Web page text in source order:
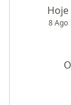
Hoje
8 Ago